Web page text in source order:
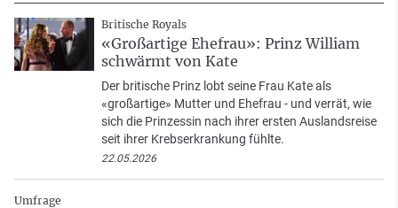
Britische Royals
«Großartige Ehefrau»: Prinz William
schwärmt von Kate
Der britische Prinz lobt seine Frau Kate als
«großartige» Mutter und Ehefrau - und verrät, wie
sich die Prinzessin nach ihrer ersten Auslandsreise
seit ihrer Krebserkrankung fühlte.
22.05.2026
Umfrage